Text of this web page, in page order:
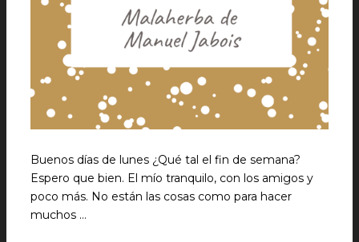
Buenos días de lunes ¿Qué tal el fin de semana?
Espero que bien. El mío tranquilo, con los amigos y
poco más. No están las cosas como para hacer
muchos …